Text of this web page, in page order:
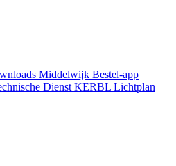
Middelwijk Bestel-app
Dienst KERBL Lichtplan